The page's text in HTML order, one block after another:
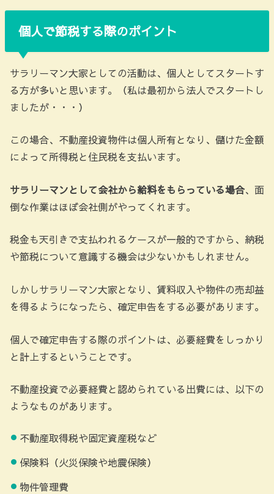
個人で節税する際のポイント
サラリーマン大家としての活動は、個人としてスタートす
る方が多いと思います。（私は最初から法人でスタートし
ましたが・・・）
この場合、不動産投資物件は個人所有となり、儲けた金額
によって所得税と住民税を支払います。
サラリーマンとして会社から給料をもらっている場合、面
倒な作業はほぼ会社側がやってくれます。
税金も天引きで支払われるケースが一般的ですから、納税
や節税について意識する機会は少ないかもしれません。
しかしサラリーマン大家となり、賃料収入や物件の売却益
を得るようになったら、確定申告をする必要があります。
個人で確定申告する際のポイントは、必要経費をしっかり
と計上するということです。
不動産投資で必要経費と認められている出費には、以下の
ようなものがあります。
不動産取得税や固定資産税など
保険料（火災保険や地震保険）
物件管理費